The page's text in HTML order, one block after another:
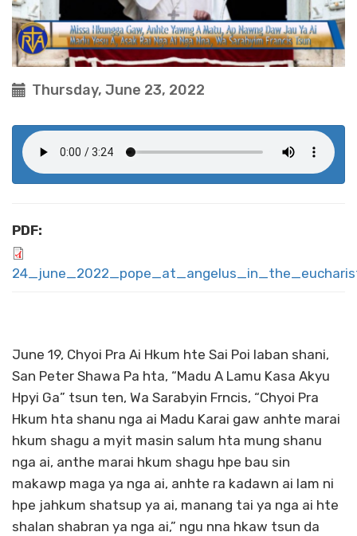
Thursday, June 23, 2022
PDF:
June 19, Chyoi Pra Ai Hkum hte Sai Poi laban shani,
San Peter Shawa Pa hta, “Madu A Lamu Kasa Akyu
Hpyi Ga” tsun ten, Wa Sarabyin Frncis, “Chyoi Pra
Hkum hta shanu nga ai Madu Karai gaw anhte marai
hkum shagu a myit masin salum hta mung shanu
nga ai, anthe marai hkum shagu hpe bau sin
makawp maga ya nga ai, anhte ra kadawn ai lam ni
hpe jahkum shatsup ya ai, manang tai ya nga ai hte
shalan shabran ya nga ai,” ngu nna hkaw tsun da